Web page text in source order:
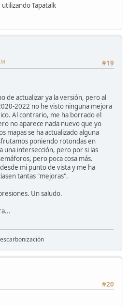
Tapatalk
#19
de actualizar ya la versión, pero al
2022 no he visto ninguna mejora
Al contrario, me ha borrado el
no aparece nada nuevo que yo
mapas se ha actualizado alguna
poniendo rotondas en
una intersección, pero por si las
pero poca cosa más.
mi punto de vista y me ha
tantas "mejoras".
Un saludo.
#20